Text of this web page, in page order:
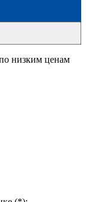
низким ценам